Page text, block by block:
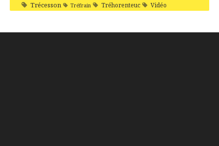
Trécesson Tréfrain Tréhorenteuc Vidéo